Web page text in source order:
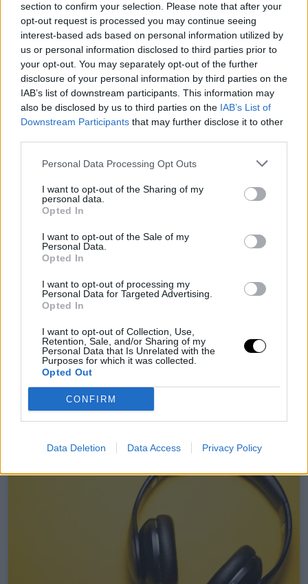
section to confirm your selection. Please note that after your
opt-out request is processed you may continue seeing
interest-based ads based on personal information utilized by
us or personal information disclosed to third parties prior to
your opt-out. You may separately opt-out of the further
disclosure of your personal information by third parties on the
IAB’s list of downstream participants. This information may
also be disclosed by us to third parties on the IAB’s List of
Downstream Participants that may further disclose it to other
Personal Data Processing Opt Outs
I want to opt-out of the Sharing of my
personal data.
Opted In
I want to opt-out of the Sale of my
Personal Data.
Opted In
I want to opt-out of processing my
Personal Data for Targeted Advertising.
Opted In
I want to opt-out of Collection, Use,
Retention, Sale, and/or Sharing of my
Personal Data that Is Unrelated with the
Purposes for which it was collected.
Opted Out
CONFIRM
Data Deletion Data Access Privacy Policy
**Pixar újabb filmjében eltűnt a
queer narratíva – és ez már nem
első alkalom**
A **Hollywood Reporter** cikk feltárja, hogy a Pixar
legújabb filmje, az **Elio** is hasonló sorsra jutott,
mint számos korábbi alkotás a stúdiótól: a
vezetőség jelentős vágásokat és változtatásokat
rendelt el,…
13 júl, 2025
Neural Hírek